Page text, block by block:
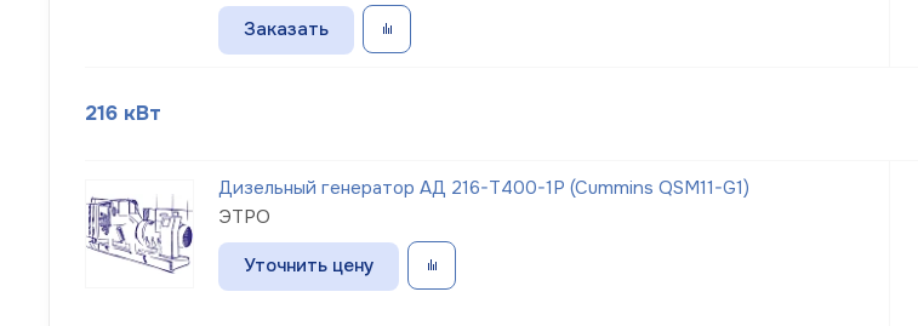
Заказать
216 кВт
Дизельный генератор АД 216-Т400-1Р (Cummins QSM11-G1)
ЭТРО
Уточнить цену